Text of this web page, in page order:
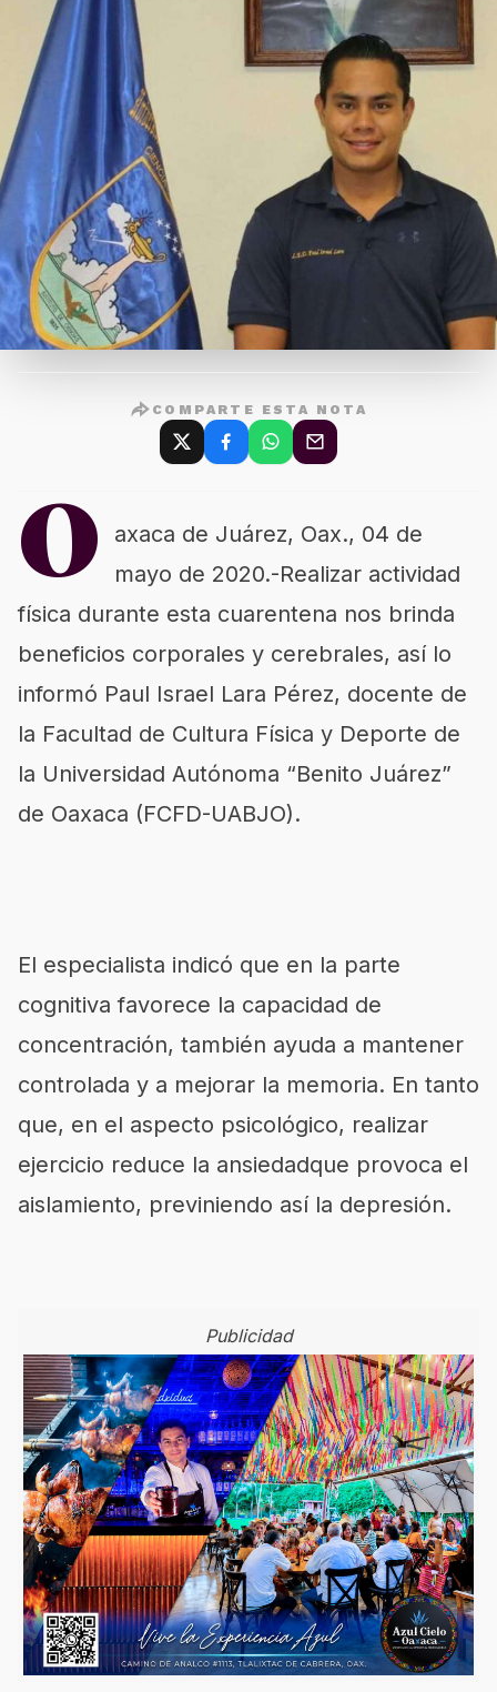
COMPARTE ESTA NOTA
O
axaca de Juárez, Oax., 04 de
mayo de 2020.-Realizar actividad
física durante esta cuarentena nos brinda
beneficios corporales y cerebrales, así lo
informó Paul Israel Lara Pérez, docente de
la Facultad de Cultura Física y Deporte de
la Universidad Autónoma “Benito Juárez”
de Oaxaca (FCFD-UABJO).
El especialista indicó que en la parte
cognitiva favorece la capacidad de
concentración, también ayuda a mantener
controlada y a mejorar la memoria. En tanto
que, en el aspecto psicológico, realizar
ejercicio reduce la ansiedadque provoca el
aislamiento, previniendo así la depresión.
Publicidad